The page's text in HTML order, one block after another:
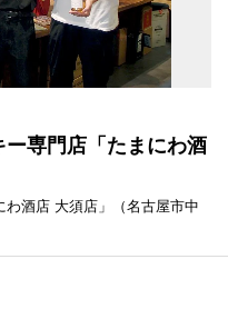
専門店「たまにわ酒
酒店 大須店」（名古屋市中